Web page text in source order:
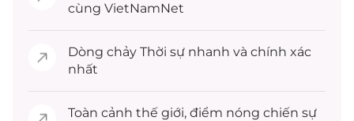
cùng VietNamNet
Dòng chảy Thời sự nhanh và chính xác
nhất
Toàn cảnh thế giới, điểm nóng chiến sự